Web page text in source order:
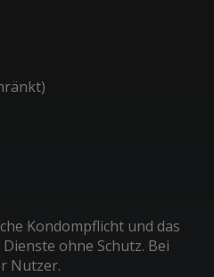
Kondompflicht und das
ohne Schutz. Bei
Nutzer.